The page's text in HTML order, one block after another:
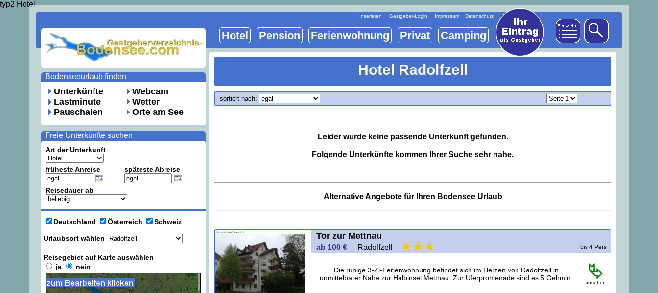
typ2 Hotel
Unterkünfte
Lastminute
Pauschalen
Webcam
Wetter
Orte am See
Bodenseeurlaub finden
Art der Unterkunft
früheste Anreise späteste Abreise
Reisedauer ab
Urlaubsort wählen
Deutschland Österreich Schweiz
Reisegebiet auf Karte auswählen
ja
nein
Freie Unterkünfte suchen
Hotel Pension Ferienwohnung Privat Camping
Hotel Radolfzell
sortiert nach:
Leider wurde keine passende Unterkunft gefunden.
Folgende Unterkünfte kommen Ihrer Suche sehr nahe.
Alternative Angebote für Ihren Bodensee Urlaub
Tor zur Mettnau
ab 100 € Radolfzell bis 4 Pers
Die ruhige 3-Zi-Ferienwohnung befindet sich im Herzen von Radolfzell in
unmittelbarer Nähe zur Halbinsel Mettnau. Zur Uferpromenade sind es 5 Gehmin.
ansehen
Inserieren Gastgeber-Login Impressum Datenschutz